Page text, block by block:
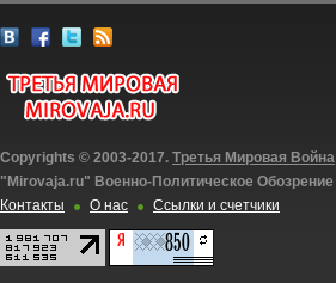
Copyrights © 2003-2017. Третья Мировая Война
"Mirovaja.ru" Военно-Политическое Обозрение
Контакты
О нас Ссылки и счетчики